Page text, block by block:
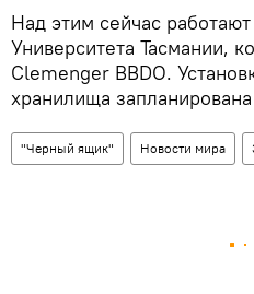
Над этим сейчас
Университета Тасмании,
Clemenger BBDO.
хранилища
"Черный ящик" Новости мира